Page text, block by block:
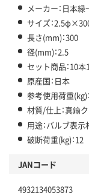
メーカー：日本
サイズ：
長さ(mm)：300
径(mm)：2.5
セット商品：10本
原産国：日本
参考使用荷重(kg)
材質/仕上：真鍮
用途：バルブ表示
破断荷重(kg)：12
JANコード
4932134053873